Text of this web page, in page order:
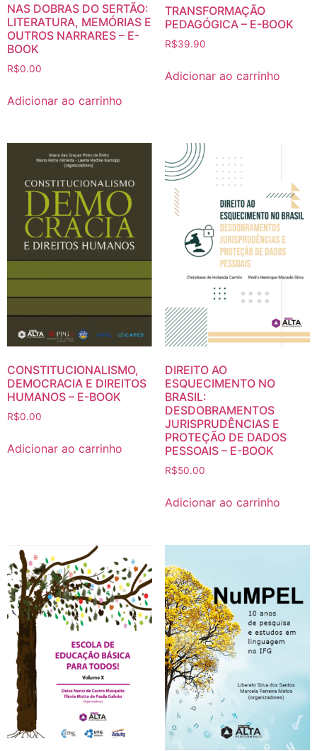
NAS DOBRAS DO SERTÃO:
LITERATURA, MEMÓRIAS E
OUTROS NARRARES – E-
BOOK
R$0.00
Adicionar ao carrinho
TRANSFORMAÇÃO
PEDAGÓGICA – E-BOOK
R$39.90
Adicionar ao carrinho
CONSTITUCIONALISMO,
DEMOCRACIA E DIREITOS
HUMANOS – E-BOOK
R$0.00
Adicionar ao carrinho
DIREITO AO
ESQUECIMENTO NO
BRASIL:
DESDOBRAMENTOS
JURISPRUDÊNCIAS E
PROTEÇÃO DE DADOS
PESSOAIS – E-BOOK
R$50.00
Adicionar ao carrinho